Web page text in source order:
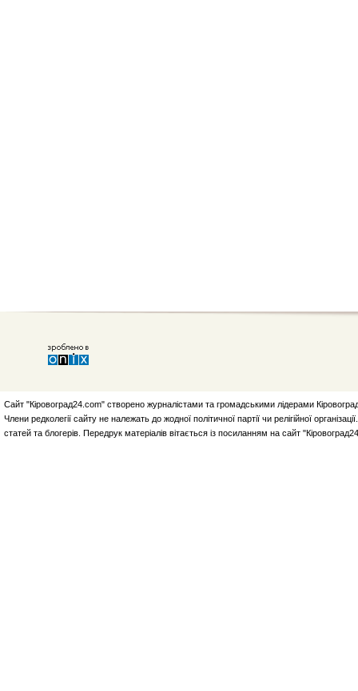
Сайт "Кіровоград24.com" створено журналістами та громадськими лідерами
Члени редколегії сайту не належать до жодної політичної партії чи релігійної
статей та блогерів. Передрук матеріалів вітається із посиланням на сайт